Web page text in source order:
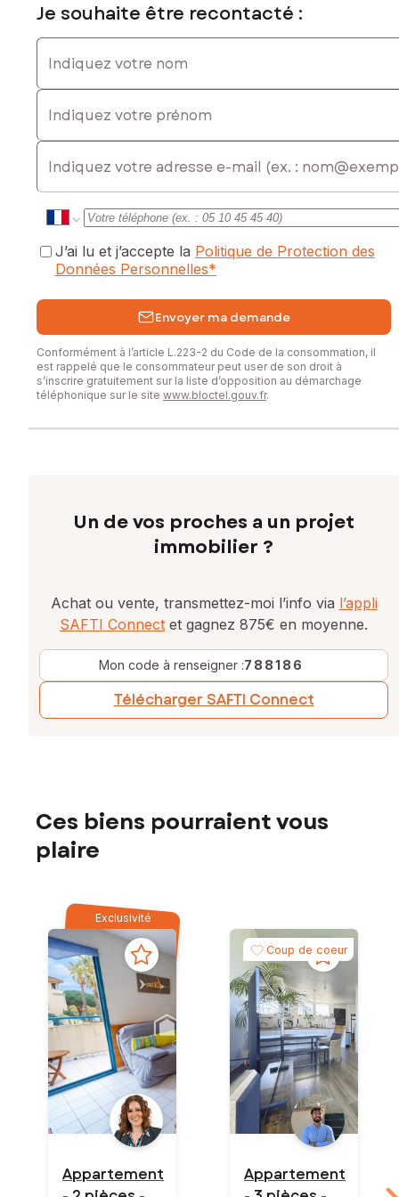
Prix de vente : 205 000 €
Honoraires charge vendeur
Contactez votre conseiller SAFTI : Laureline BEAUVERGER,
Tél. : 06 19 52 86 73, E-mail : laureline.beauverger@safti.fr -
EI - Agent commercial immatriculé au RSAC de Toulon sous
le numéro 901 527 192
Je souhaite être recontacté :
Indiquez votre nom
Indiquez votre prénom
E-mail
J’ai lu et j’accepte la Politique de Protection des
Données Personnelles*
Envoyer ma demande
Conformément à l’article L.223-2 du Code de la consommation, il
est rappelé que le consommateur peut user de son droit à
s’inscrire gratuitement sur la liste d’opposition au démarchage
téléphonique sur le site www.bloctel.gouv.fr.
Un de vos proches a un projet
immobilier ?
Achat ou vente, transmettez-moi l’info via l’appli
SAFTI Connect et gagnez 875€ en moyenne.
Mon code à renseigner :788186
Télécharger SAFTI Connect
Ces biens pourraient vous
plaire
Exclusivité
Appartement
Coup de coeur
Appartement